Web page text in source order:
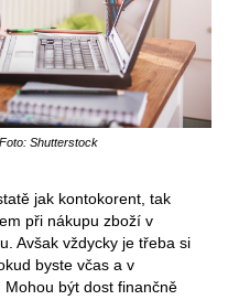
Shutterstock
jak kontokorent, tak
při nákupu zboží v
Avšak vždycky je třeba si
byste včas a v
být dost finančně